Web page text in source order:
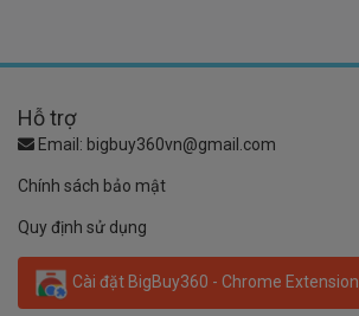
Hỗ trợ
Email: bigbuy360vn@gmail.com
Chính sách bảo mật
Quy định sử dụng
Cài đặt BigBuy360 - Chrome Extension